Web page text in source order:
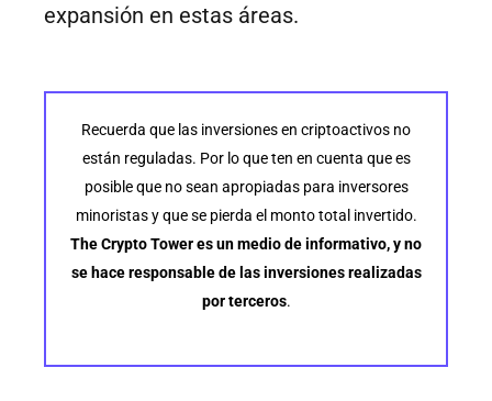
expansión en estas áreas.
Recuerda que las inversiones en criptoactivos no
están reguladas. Por lo que ten en cuenta que es
posible que no sean apropiadas para inversores
minoristas y que se pierda el monto total invertido.
The Crypto Tower es un medio de informativo, y no
se hace responsable de las inversiones realizadas
por terceros.